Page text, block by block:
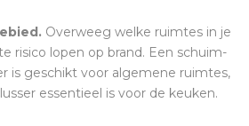
Overweeg welke ruimtes in je
risico lopen op brand. Een schuim-
is geschikt voor algemene ruimtes,
essentieel is voor de keuken.